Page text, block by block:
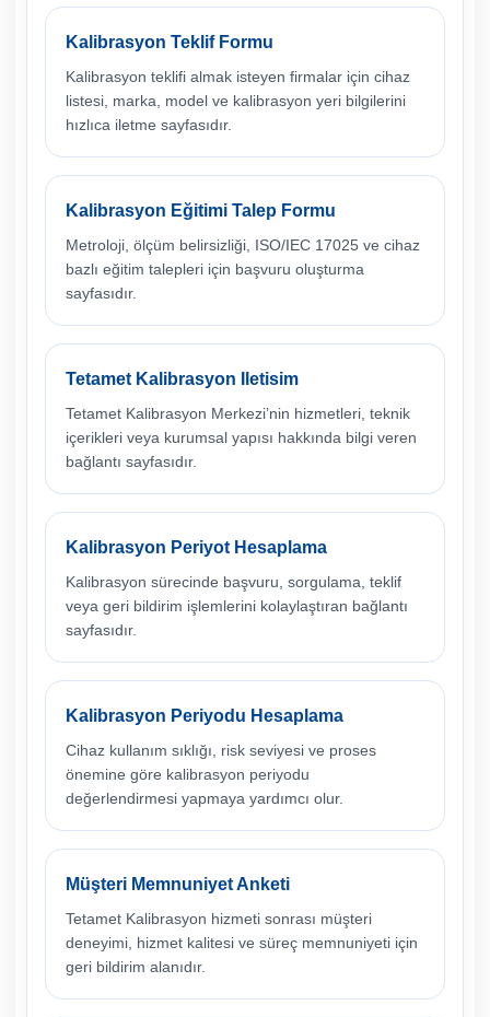
Kalibrasyon Teklif Formu
Kalibrasyon teklifi almak isteyen firmalar için cihaz
listesi, marka, model ve kalibrasyon yeri bilgilerini
hızlıca iletme sayfasıdır.
Kalibrasyon Eğitimi Talep Formu
Metroloji, ölçüm belirsizliği, ISO/IEC 17025 ve cihaz
bazlı eğitim talepleri için başvuru oluşturma
sayfasıdır.
Tetamet Kalibrasyon Iletisim
Tetamet Kalibrasyon Merkezi’nin hizmetleri, teknik
içerikleri veya kurumsal yapısı hakkında bilgi veren
bağlantı sayfasıdır.
Kalibrasyon Periyot Hesaplama
Kalibrasyon sürecinde başvuru, sorgulama, teklif
veya geri bildirim işlemlerini kolaylaştıran bağlantı
sayfasıdır.
Kalibrasyon Periyodu Hesaplama
Cihaz kullanım sıklığı, risk seviyesi ve proses
önemine göre kalibrasyon periyodu
değerlendirmesi yapmaya yardımcı olur.
Müşteri Memnuniyet Anketi
Tetamet Kalibrasyon hizmeti sonrası müşteri
deneyimi, hizmet kalitesi ve süreç memnuniyeti için
geri bildirim alanıdır.